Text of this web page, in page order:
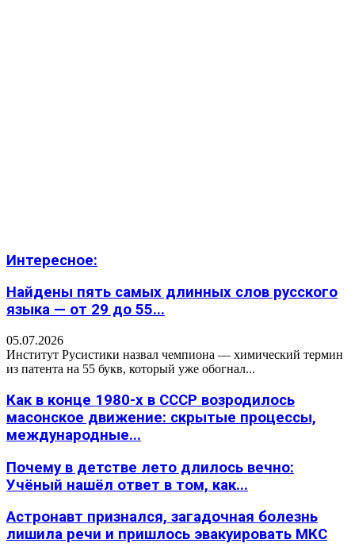
Интересное:
Найдены пять самых длинных слов русского
языка — от 29 до 55...
05.07.2026
Институт Русистики назвал чемпиона — химический термин
из патента на 55 букв, который уже обогнал...
Как в конце 1980-х в СССР возродилось
масонское движение: скрытые процессы,
международные...
Почему в детстве лето длилось вечно:
Учёный нашёл ответ в том, как...
Астронавт признался, загадочная болезнь
лишила речи и пришлось эвакуировать МКС